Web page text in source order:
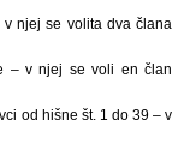
njej se volita dva člana
– v njej se voli en član
od hišne št. 1 do 39 – v